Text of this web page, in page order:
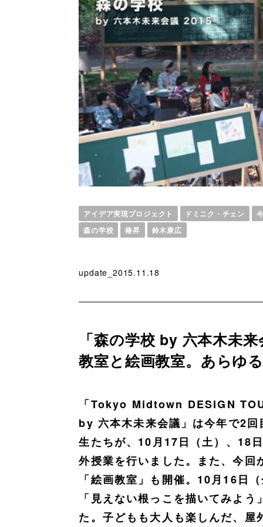
アイデア実現プロジェクト ドミニク・チェン
森の学校
椿昇 鈴木康広
update_2015.11.18
「森の学校 by 六本木未
教室と絵画教室。あらゆ
「Tokyo Midtown DESIGN
by 六本木未来会議」は今年で2
生たちが、10月17日（土）、18
外授業を行いました。また、今
「絵画教室」も開催。10月16日
「見えない根っこを描いてみよ
た。子どもも大人も楽しんだ、